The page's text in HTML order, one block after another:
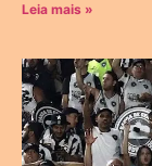
Leia mais »